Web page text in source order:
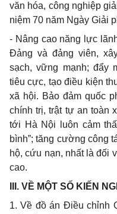
văn hóa, công nghiệp
niệm 70 năm Ngày Giải
- Nâng cao năng lực
Đảng và đảng viên,
sạch, vững mạnh; đẩy
tiêu cực, tạo điều kiện
xã hội. Bảo đảm quốc
chính trị, trật tự an toàn
tới Hà Nội luôn cảm
bình”; tăng cường công
hộ, cứu nạn, nhất là đối
cao.
III. VỀ MỘT SỐ KIẾN
1. Về đồ án Điều chỉnh